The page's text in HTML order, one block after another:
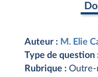
Auteur : M. Elie
Type de question
Rubrique : Outre-